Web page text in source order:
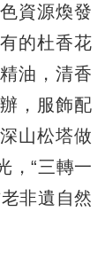
資源煥發
的杜香花
油，清香
，服飾配
山松塔做
，“三轉一
非遺自然